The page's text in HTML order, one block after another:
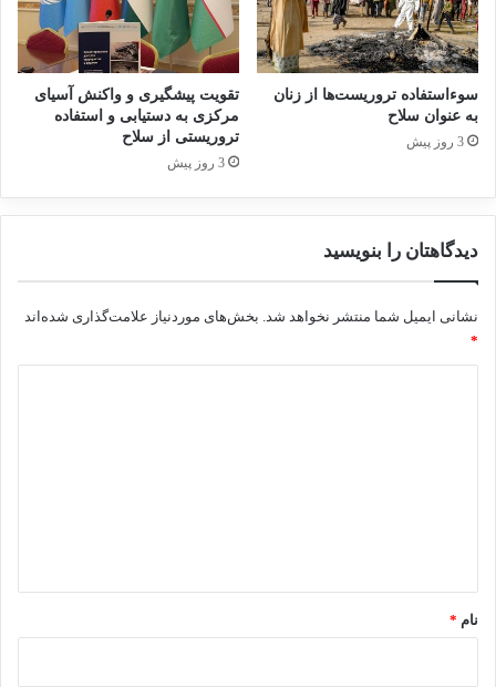
سوءاستفاده تروریست‌ها از زنان
به عنوان سلاح
3 روز پیش
تقویت پیشگیری و واکنش آسیای
مرکزی به دستیابی و استفاده
تروریستی از سلاح
3 روز پیش
دیدگاهتان را بنویسید
نشانی ایمیل شما منتشر نخواهد شد. بخش‌های موردنیاز علامت‌گذاری شده‌اند
*
نام *